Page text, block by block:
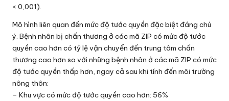
< 0,001).
Mô hình liên quan đến mức độ tước quyền đặc biệt đáng chú
ý. Bệnh nhân bị chấn thương ở các mã ZIP có mức độ tước
quyền cao hơn có tỷ lệ vận chuyển đến trung tâm chấn
thương cao hơn so với những bệnh nhân ở các mã ZIP có mức
độ tước quyền thấp hơn, ngay cả sau khi tính đến môi trường
nông thôn:
– Khu vực có mức độ tước quyền cao hơn: 56%